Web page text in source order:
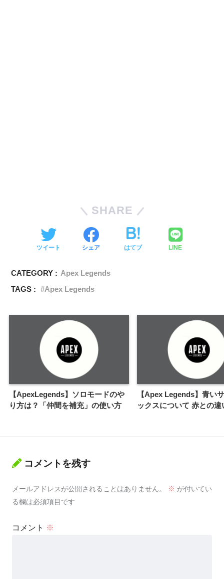
SHARE
ツイート シェア はてブ LINE
CATEGORY : Apex Legends
TAGS :
Apex Legends
【ApexLegends】ソロモードのや
り方は？「仲間を補充」の使い方
【Apex Legends】青い
ックスについて 赤との違
コメントを残す
メールアドレスが公開されることはありません。 ※ が付いてい
る欄は必須項目です
コメント ※